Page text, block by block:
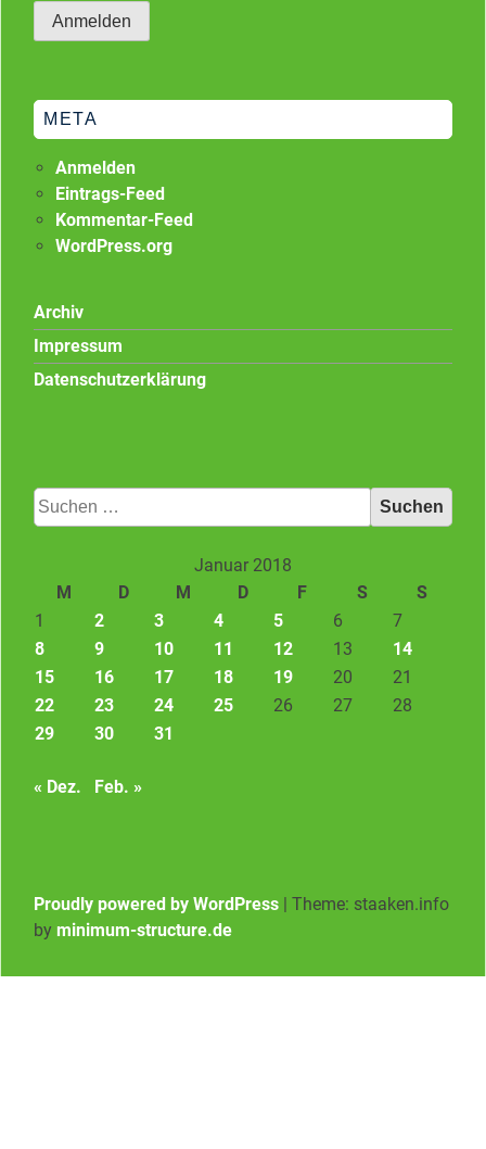
META
Anmelden
Eintrags-Feed
Kommentar-Feed
WordPress.org
Archiv
Impressum
Datenschutzerklärung
Suchen
nach:
Januar 2018
M
D M D F S
S
1
2 3 4 5 6
7
8
9 10 11 12 13
14
15
16 17 18 19 20
21
22
23 24 25 26 27
28
29
30 31
« Dez. Feb. »
Proudly powered by WordPress | Theme: staaken.info
by minimum-structure.de